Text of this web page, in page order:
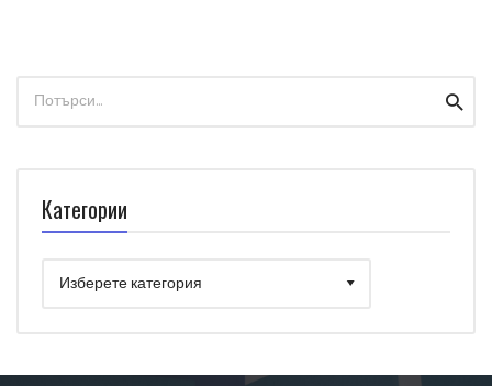
for:
Категории